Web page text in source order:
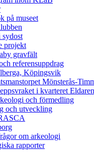
på museet
sydost
projekt
gravfält
referensuppdrag
Köpingsvik
Mönsterås-
i kvarteret
och förmedling
och utveckling
om arkeologi
rapporter